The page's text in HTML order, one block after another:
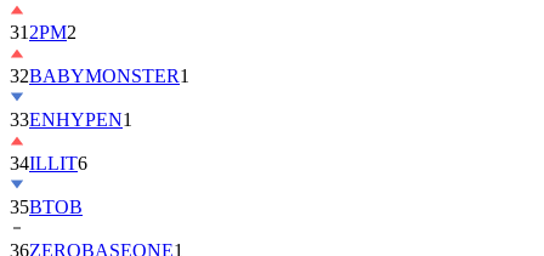
31 2PM2
32BABYMONSTER1
33ENHYPEN1
34ILLIT6
35BTOB
36ZEROBASEONE1